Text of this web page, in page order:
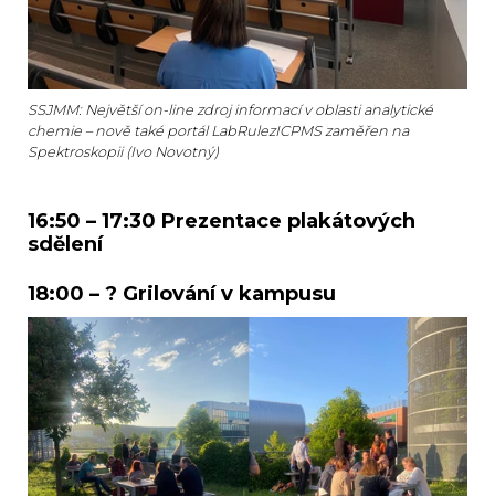
SSJMM: Největší on-line zdroj informací v oblasti analytické
chemie – nově také portál LabRulezICPMS zaměřen na
Spektroskopii (Ivo Novotný)
16:50 – 17:30 Prezentace plakátových
sdělení
18:00 – ? Grilování v kampusu